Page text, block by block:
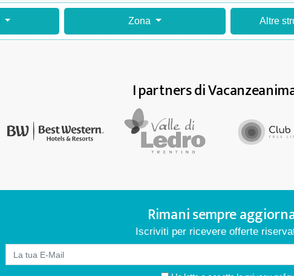
Zona Altre
I partners di
Rimani sempre
Iscriviti per ricevere offerte